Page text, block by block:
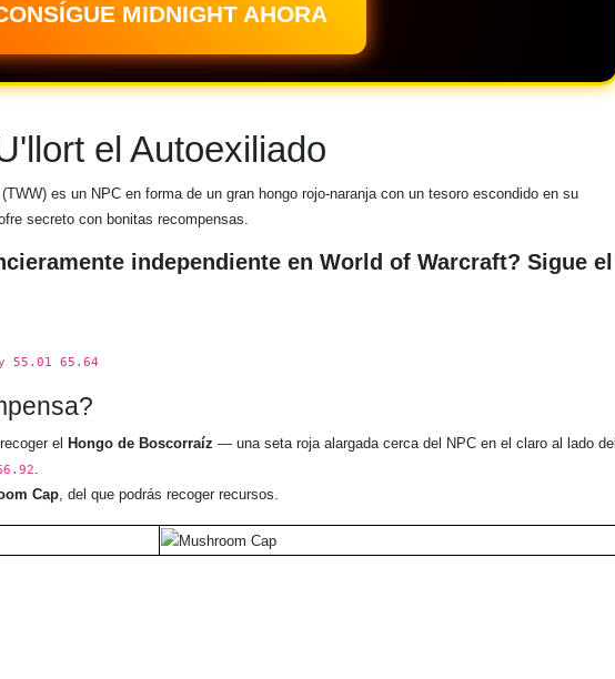
MIDNIGHT AHORA
el Autoexiliado
es un NPC en forma de un gran hongo rojo-naranja con un tesoro escondido en su
secreto con bonitas recompensas.
independiente en World of Warcraft? Sigue el
55.01 65.64
el Hongo de Boscorraíz — una seta roja alargada cerca del NPC en el claro al lado del
.
Cap, del que podrás recoger recursos.